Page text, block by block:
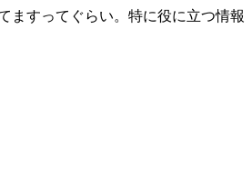
ますってぐらい。特に役に立つ情報